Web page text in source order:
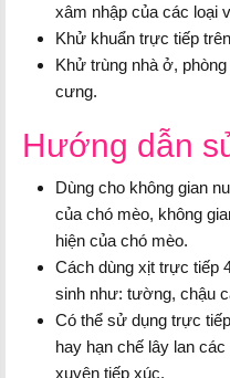
xâm nhập của các loại
Khử khuẩn trực tiếp
Khử trùng nhà ở,
cưng.
Hướng dẫn
Dùng cho không gian
của chó mèo, không
hiện của chó mèo.
Cách dùng xịt trực tiếp
sinh như: tường, chậu
Có thể sử dụng trực
hay hạn chế lây lan
xuyên tiếp xúc.